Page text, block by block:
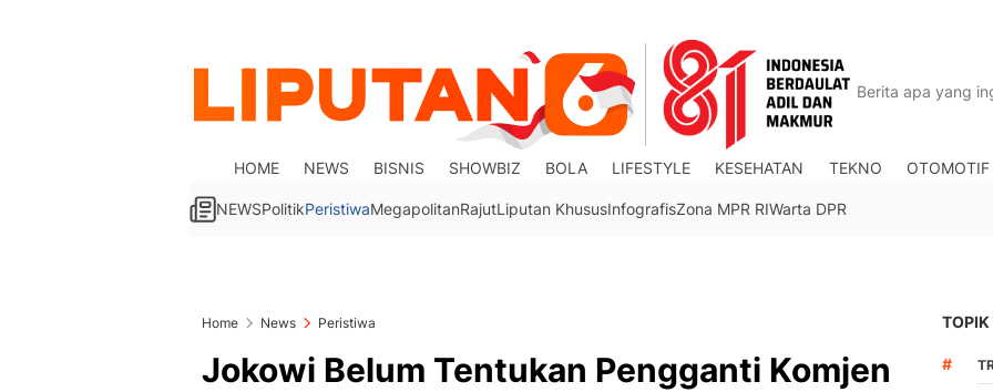
HOME NEWS BISNIS SHOWBIZ BOLA LIFESTYLE KESEHATAN TEKNO OTOMOTIF
NEWSPolitikPeristiwaMegapolitanRajutLiputan KhususInfografisZona MPR RIWarta DPR
Home News Peristiwa
Jokowi Belum Tentukan Pengganti Komjen
TOPIK
#